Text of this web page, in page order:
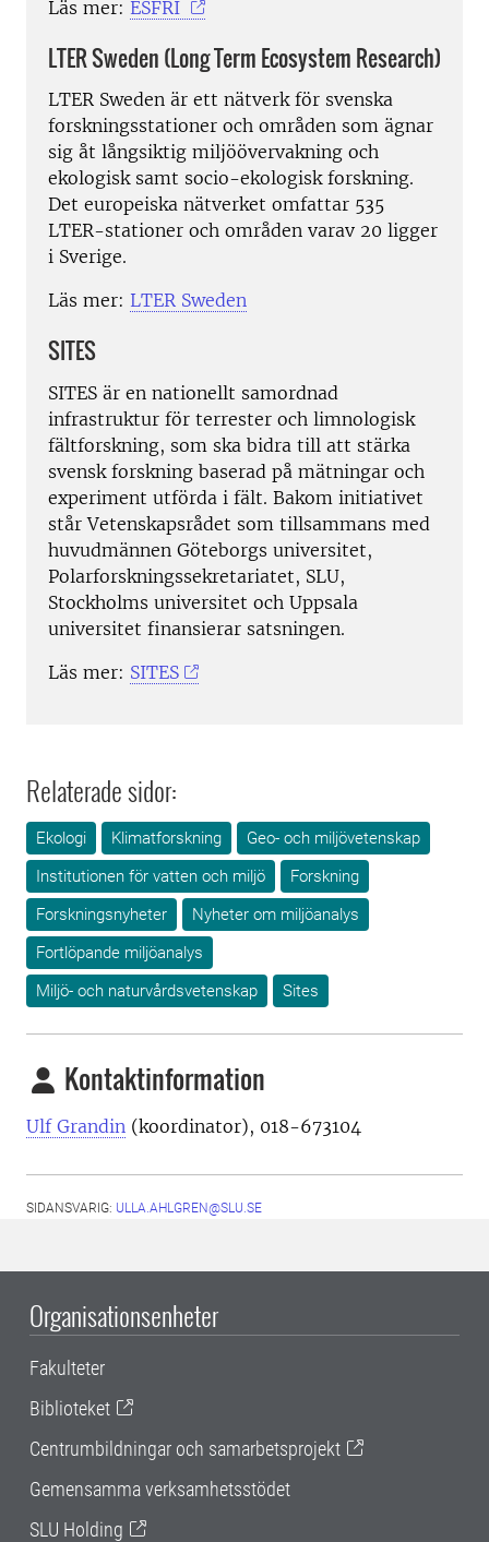
Läs mer: ESFRI
LTER Sweden (Long Term Ecosystem Research)
LTER Sweden är ett nätverk för svenska
forskningsstationer och områden som ägnar
sig åt långsiktig miljöövervakning och
ekologisk samt socio-ekologisk forskning.
Det europeiska nätverket omfattar 535
LTER-stationer och områden varav 20 ligger
i Sverige.
Läs mer: LTER Sweden
SITES
SITES är en nationellt samordnad
infrastruktur för terrester och limnologisk
fältforskning, som ska bidra till att stärka
svensk forskning baserad på mätningar och
experiment utförda i fält. Bakom initiativet
står Vetenskapsrådet som tillsammans med
huvudmännen Göteborgs universitet,
Polarforskningssekretariatet, SLU,
Stockholms universitet och Uppsala
universitet finansierar satsningen.
Läs mer: SITES
Relaterade sidor:
Ekologi Klimatforskning
Geo- och miljövetenskap
Institutionen för vatten och miljö
Forskning
Forskningsnyheter
Nyheter om miljöanalys
Fortlöpande miljöanalys
Miljö- och naturvårdsvetenskap
Sites
Kontaktinformation
Ulf Grandin (koordinator), 018-673104
SIDANSVARIG: ULLA.AHLGREN@SLU.SE
Organisationsenheter
Fakulteter
Biblioteket
Centrumbildningar och samarbetsprojekt
Gemensamma verksamhetsstödet
SLU Holding